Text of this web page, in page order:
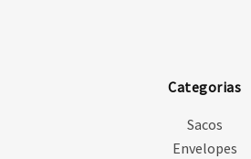
Categorias
Sacos
Envelopes